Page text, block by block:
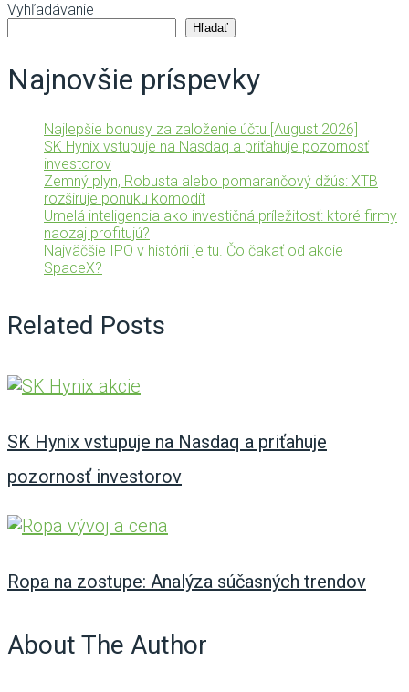
Vyhľadávanie
Hľadať
Najnovšie príspevky
Najlepšie bonusy za založenie účtu [August 2026]
SK Hynix vstupuje na Nasdaq a priťahuje pozornosť
investorov
Zemný plyn, Robusta alebo pomarančový džús: XTB
rozširuje ponuku komodít
Umelá inteligencia ako investičná príležitosť: ktoré firmy
naozaj profitujú?
Najväčšie IPO v histórii je tu. Čo čakať od akcie
SpaceX?
Related Posts
SK Hynix vstupuje na Nasdaq a priťahuje
pozornosť investorov
Ropa na zostupe: Analýza súčasných trendov
About The Author